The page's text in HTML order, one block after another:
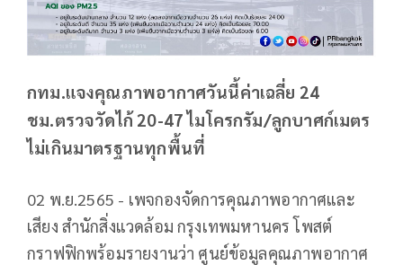
กทม.แจงคุณภาพอากาศวันนี้ค่าเฉลี่ย 24
ชม.ตรวจวัดไก้ 20-47 ไมโครกรัม/ลูกบาศก์เมตร
ไม่เกินมาตรฐานทุกพื้นที่
02 พ.ย.2565 - เพจกองจัดการคุณภาพอากาศและ
เสียง สำนักสิ่งแวดล้อม กรุงเทพมหานคร โพสต์
กราฟฟิกพร้อมรายงานว่า ศูนย์ข้อมูลคุณภาพอากาศ